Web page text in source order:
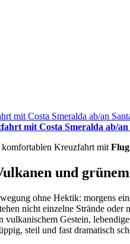
mit Costa Smeralda ab/
Kreuzfahrt mit Flug
und
ohne Hektik: morgens
nicht einzelne Strände
vulkanischem Gestein,
steil und fast dramatisch